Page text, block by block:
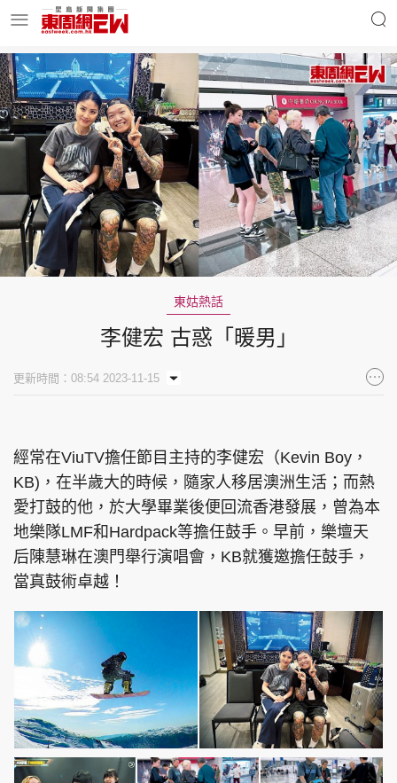
明星名人 時事財經
東周Ladies 優享生活
東周食玩通 會員活動
玄學靈異 東周專欄
東周刊 cazbuyer 東Touch
頭條日報 星島環球 The Standard
東姑熱話
李健宏 古惑「暖男」
更新時間：08:54 2023-11-15
經常在ViuTV擔任節目主持的李健宏（Kevin Boy，
KB)，在半歲大的時候，隨家人移居澳洲生活；而熱
愛打鼓的他，於大學畢業後便回流香港發展，曾為本
地樂隊LMF和Hardpack等擔任鼓手。早前，樂壇天
后陳慧琳在澳門舉行演唱會，KB就獲邀擔任鼓手，
當真鼓術卓越！